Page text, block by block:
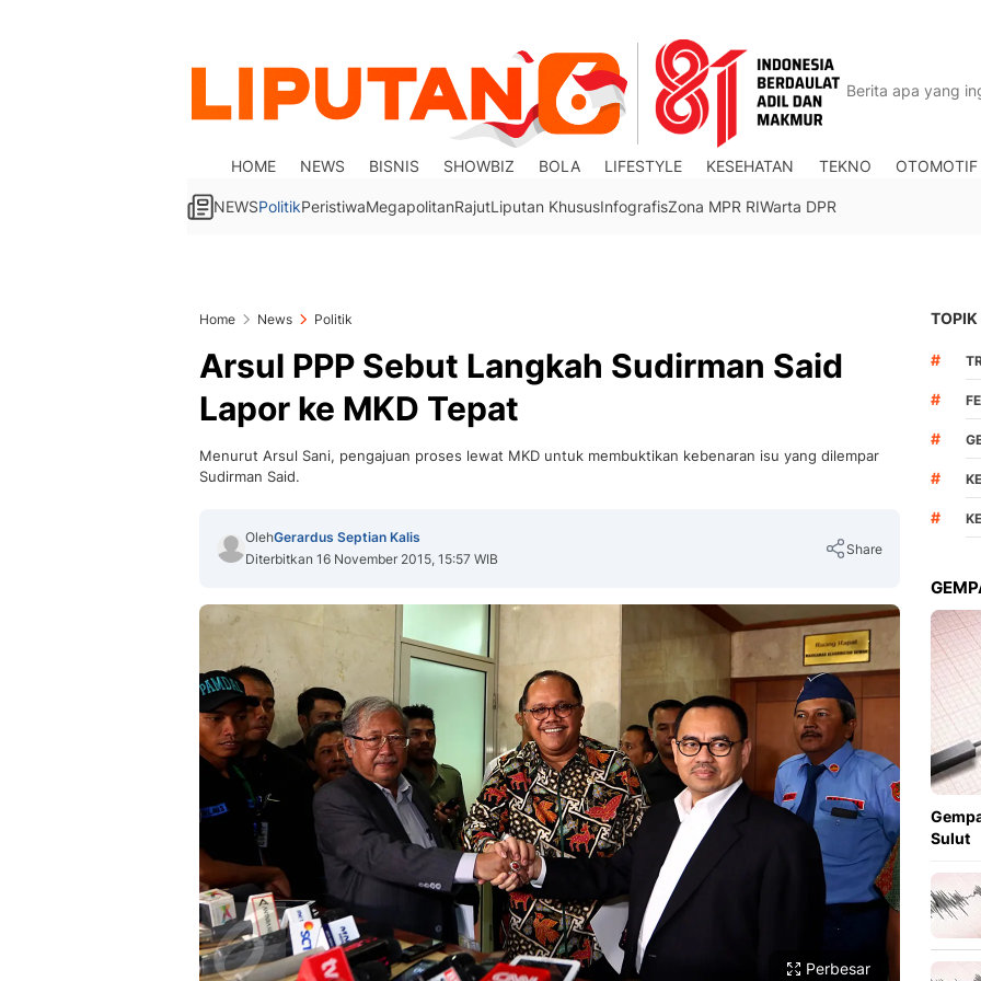
HOME NEWS BISNIS SHOWBIZ BOLA LIFESTYLE KESEHATAN TEKNO OTOMOTIF
NEWSPolitikPeristiwaMegapolitanRajutLiputan KhususInfografisZona MPR RIWarta DPR
Home News Politik
Arsul PPP Sebut Langkah Sudirman Said
Lapor ke MKD Tepat
Menurut Arsul Sani, pengajuan proses lewat MKD untuk membuktikan kebenaran isu yang dilempar
Sudirman Said.
OlehGerardus Septian Kalis
Diterbitkan 16 November 2015, 15:57 WIB
Share
Copy Link
Perbesar
TOPIK
#
#
#
#
#
Sulut